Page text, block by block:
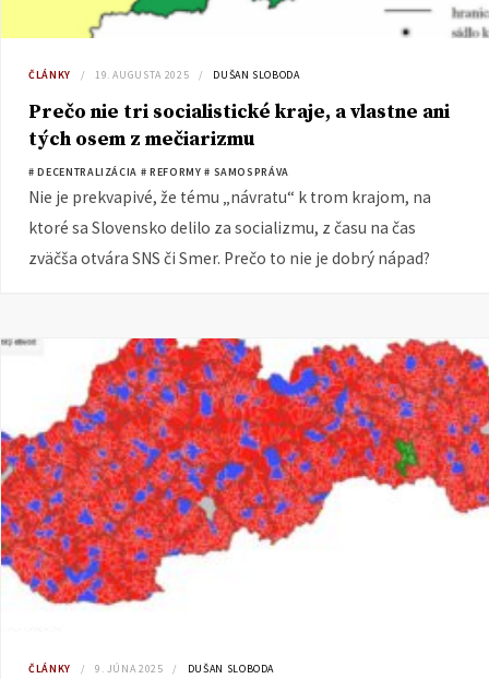
ČLÁNKY 19. AUGUSTA 2025 DUŠAN SLOBODA
Prečo nie tri socialistické kraje, a vlastne ani
tých osem z mečiarizmu
# DECENTRALIZÁCIA # REFORMY # SAMOSPRÁVA
Nie je prekvapivé, že tému „návratu“ k trom krajom, na
ktoré sa Slovensko delilo za socializmu, z času na čas
zväčša otvára SNS či Smer. Prečo to nie je dobrý nápad?
ČLÁNKY 9. JÚNA 2025 DUŠAN SLOBODA